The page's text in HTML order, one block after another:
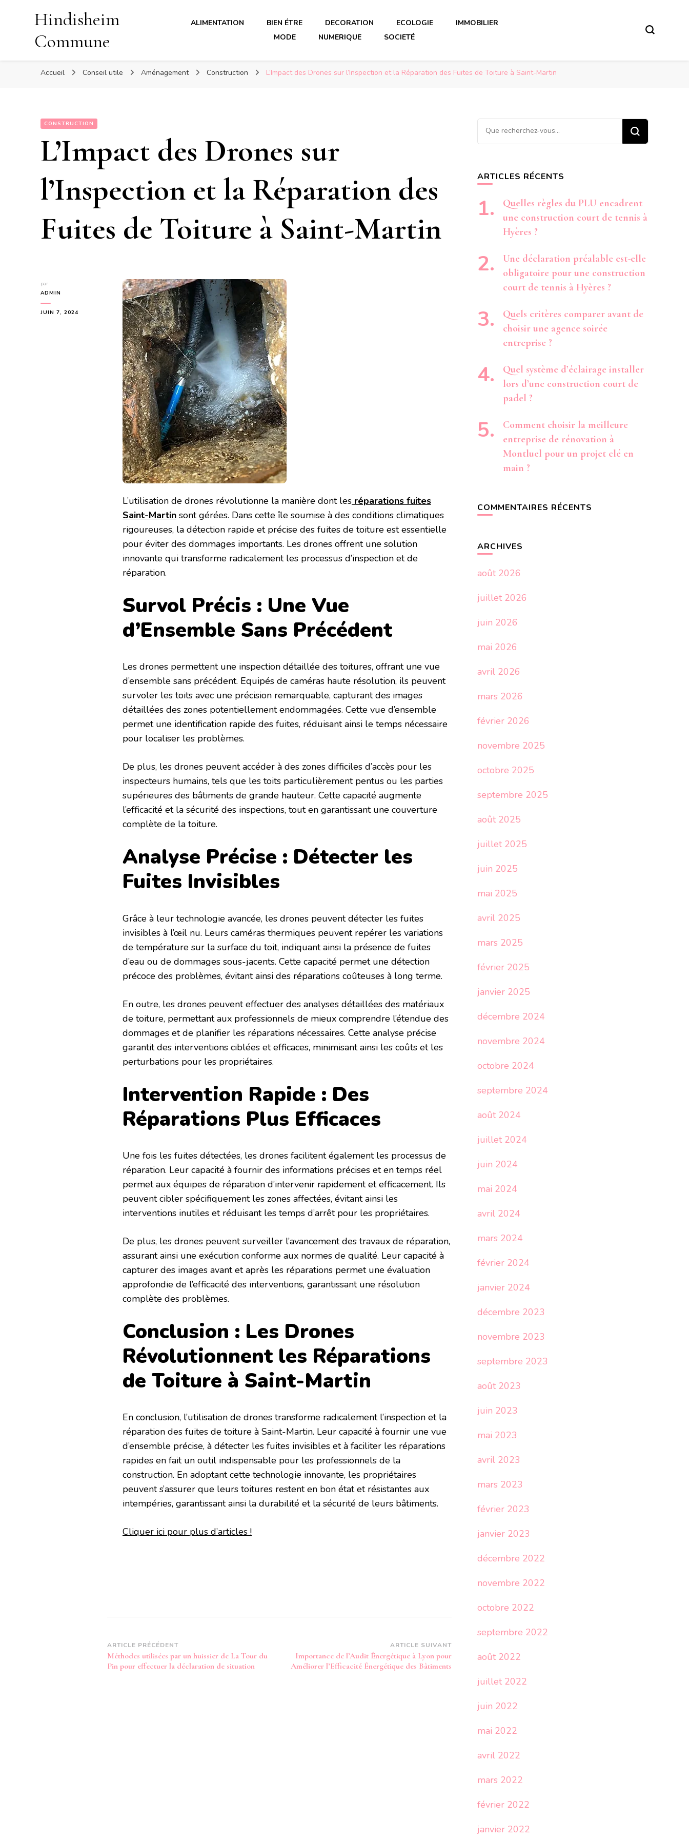
Hindisheim
Commune
ALIMENTATION BIEN ÉTRE DECORATION ECOLOGIE
IMMOBILIER
MODE
NUMERIQUE SOCIETÉ
Accueil Conseil utile Aménagement Construction L’Impact des Drones sur l’Inspection et la Réparation des Fuites de Toiture à Saint-Martin
CONSTRUCTION
L’Impact des Drones sur
l’Inspection et la Réparation des
Fuites de Toiture à Saint-Martin
par
ADMIN
JUIN 7, 2024
L’utilisation de drones révolutionne la manière dont les réparations fuites
Saint-Martin sont gérées. Dans cette île soumise à des conditions climatiques
rigoureuses, la détection rapide et précise des fuites de toiture est essentielle
pour éviter des dommages importants. Les drones offrent une solution
innovante qui transforme radicalement les processus d’inspection et de
réparation.
Survol Précis : Une Vue
d’Ensemble Sans Précédent
Les drones permettent une inspection détaillée des toitures, offrant une vue
d’ensemble sans précédent. Equipés de caméras haute résolution, ils peuvent
survoler les toits avec une précision remarquable, capturant des images
détaillées des zones potentiellement endommagées. Cette vue d’ensemble
permet une identification rapide des fuites, réduisant ainsi le temps nécessaire
pour localiser les problèmes.
De plus, les drones peuvent accéder à des zones difficiles d’accès pour les
inspecteurs humains, tels que les toits particulièrement pentus ou les parties
supérieures des bâtiments de grande hauteur. Cette capacité augmente
l’efficacité et la sécurité des inspections, tout en garantissant une couverture
complète de la toiture.
Analyse Précise : Détecter les
Fuites Invisibles
Grâce à leur technologie avancée, les drones peuvent détecter les fuites
invisibles à l’œil nu. Leurs caméras thermiques peuvent repérer les variations
de température sur la surface du toit, indiquant ainsi la présence de fuites
d’eau ou de dommages sous-jacents. Cette capacité permet une détection
précoce des problèmes, évitant ainsi des réparations coûteuses à long terme.
En outre, les drones peuvent effectuer des analyses détaillées des matériaux
de toiture, permettant aux professionnels de mieux comprendre l’étendue des
dommages et de planifier les réparations nécessaires. Cette analyse précise
garantit des interventions ciblées et efficaces, minimisant ainsi les coûts et les
perturbations pour les propriétaires.
Intervention Rapide : Des
Réparations Plus Efficaces
Une fois les fuites détectées, les drones facilitent également les processus de
réparation. Leur capacité à fournir des informations précises et en temps réel
permet aux équipes de réparation d’intervenir rapidement et efficacement. Ils
peuvent cibler spécifiquement les zones affectées, évitant ainsi les
interventions inutiles et réduisant les temps d’arrêt pour les propriétaires.
De plus, les drones peuvent surveiller l’avancement des travaux de réparation,
assurant ainsi une exécution conforme aux normes de qualité. Leur capacité à
capturer des images avant et après les réparations permet une évaluation
approfondie de l’efficacité des interventions, garantissant une résolution
complète des problèmes.
Conclusion : Les Drones
Révolutionnent les Réparations
de Toiture à Saint-Martin
En conclusion, l’utilisation de drones transforme radicalement l’inspection et la
réparation des fuites de toiture à Saint-Martin. Leur capacité à fournir une vue
d’ensemble précise, à détecter les fuites invisibles et à faciliter les réparations
rapides en fait un outil indispensable pour les professionnels de la
construction. En adoptant cette technologie innovante, les propriétaires
peuvent s’assurer que leurs toitures restent en bon état et résistantes aux
intempéries, garantissant ainsi la durabilité et la sécurité de leurs bâtiments.
Cliquer ici pour plus d’articles !
Navigation
d’article
ARTICLE PRÉCÉDENT
Méthodes utilisées par un huissier de La Tour du
Pin pour effectuer la déclaration de situation
ARTICLE SUIVANT
Importance de l’Audit Énergétique à Lyon pour
Améliorer l’Efficacité Énergétique des Bâtiments
Vous
recherchiez
ARTICLES RÉCENTS
Quelles règles du PLU encadrent
une construction court de tennis à
Hyères ?
Une déclaration préalable est-elle
obligatoire pour une construction
court de tennis à Hyères ?
Quels critères comparer avant de
choisir une agence soirée
entreprise ?
Quel système d’éclairage installer
lors d’une construction court de
padel ?
Comment choisir la meilleure
entreprise de rénovation à
Montluel pour un projet clé en
main ?
COMMENTAIRES RÉCENTS
ARCHIVES
août 2026
juillet 2026
juin 2026
mai 2026
avril 2026
mars 2026
février 2026
novembre 2025
octobre 2025
septembre 2025
août 2025
juillet 2025
juin 2025
mai 2025
avril 2025
mars 2025
février 2025
janvier 2025
décembre 2024
novembre 2024
octobre 2024
septembre 2024
août 2024
juillet 2024
juin 2024
mai 2024
avril 2024
mars 2024
février 2024
janvier 2024
décembre 2023
novembre 2023
septembre 2023
août 2023
juin 2023
mai 2023
avril 2023
mars 2023
février 2023
janvier 2023
décembre 2022
novembre 2022
octobre 2022
septembre 2022
août 2022
juillet 2022
juin 2022
mai 2022
avril 2022
mars 2022
février 2022
janvier 2022